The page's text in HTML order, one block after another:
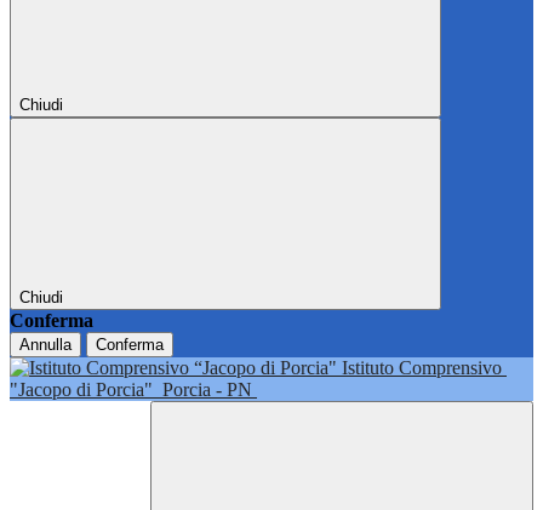
Chiudi
Chiudi
Conferma
Annulla Conferma
Istituto Comprensivo
"Jacopo di Porcia" Porcia - PN